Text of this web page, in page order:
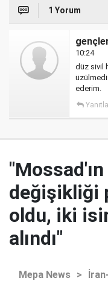
1 Yorum
10:24
düz sivil
ederim.
Yanıtla
değişikliği
oldu, iki
alındı"
Mepa News >